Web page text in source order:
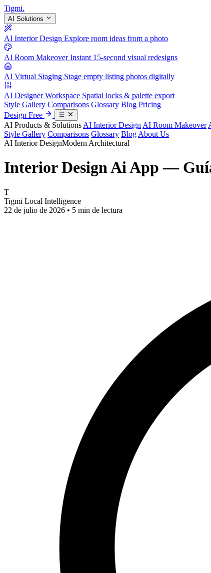
Tigmi.
AI Solutions
AI Interior Design Explore room ideas from a photo
AI Room Makeover Instant 15-second visual redesigns
AI Virtual Staging Stage empty listing photos digitally
AI Designer Workspace Spatial locks & palette export
Style Gallery Comparisons Glossary Blog Pricing
Design Free
AI Products & Solutions AI Interior Design AI Room Makeover
Style Gallery Comparisons Glossary Blog About Us
AI Interior DesignModern Architectural
Interior Design Ai App —
T
Tigmi Local Intelligence
22 de julio de 2026 • 5 min de lectura